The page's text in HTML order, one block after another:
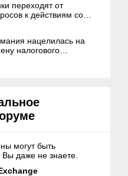
переходят от
к действиям со
нацелилась на
налогового
могут быть
даже не знаете.